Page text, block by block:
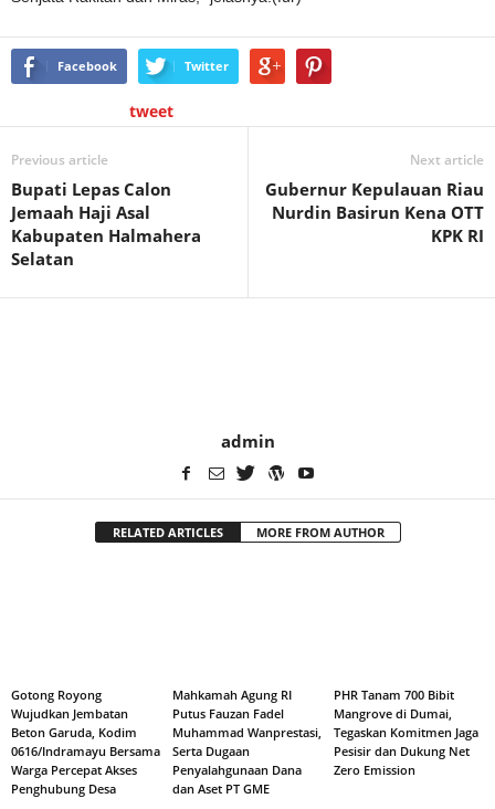
Facebook Twitter
tweet
Previous article
Bupati Lepas Calon
Jemaah Haji Asal
Kabupaten Halmahera
Selatan
Next article
Gubernur Kepulauan Riau
Nurdin Basirun Kena OTT
KPK RI
admin
RELATED ARTICLES MORE FROM AUTHOR
Gotong Royong
Wujudkan Jembatan
Beton Garuda, Kodim
0616/Indramayu Bersama
Warga Percepat Akses
Penghubung Desa
Mahkamah Agung RI
Putus Fauzan Fadel
Muhammad Wanprestasi,
Serta Dugaan
Penyalahgunaan Dana
dan Aset PT GME
PHR Tanam 700 Bibit
Mangrove di Dumai,
Tegaskan Komitmen Jaga
Pesisir dan Dukung Net
Zero Emission